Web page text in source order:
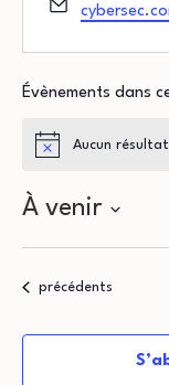
Email
Évènements dans
Notice
Aucun
À venir
Sélectionnez
Évènements
précédents